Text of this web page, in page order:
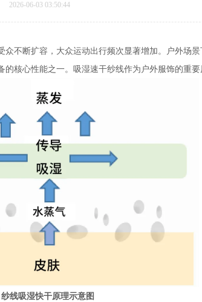
2026-06-03 03:50:44
不断扩容，大众运动出行频次显著增加。户外场
核心性能之一。吸湿速干纱线作为户外服饰的重要
纱线吸湿快干原理示意图